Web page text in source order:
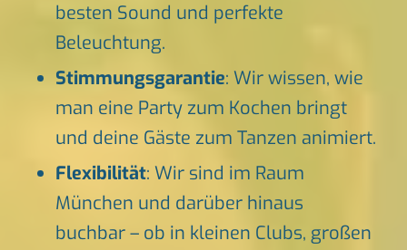
besten Sound und perfekte
Beleuchtung.
Stimmungsgarantie: Wir wissen, wie
man eine Party zum Kochen bringt
und deine Gäste zum Tanzen animiert.
Flexibilität: Wir sind im Raum
München und darüber hinaus
buchbar – ob in kleinen Clubs, großen